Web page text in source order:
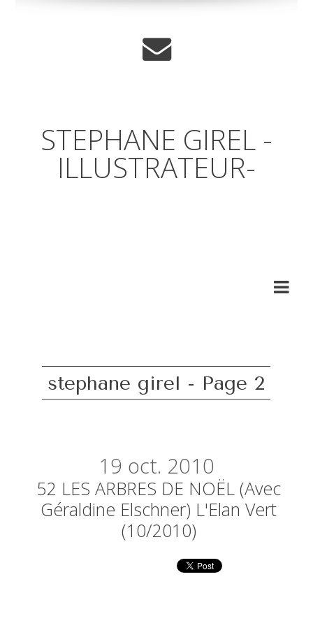
STEPHANE GIREL -
ILLUSTRATEUR-
stephane girel - Page 2
19 oct. 2010
52 LES ARBRES DE NOËL (avec
Géraldine Elschner) L'Elan Vert
(10/2010)